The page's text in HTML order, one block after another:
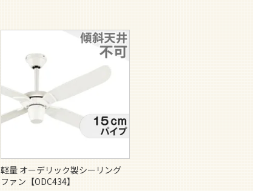
軽量 オーデリック製シーリング
ファン【ODC434】